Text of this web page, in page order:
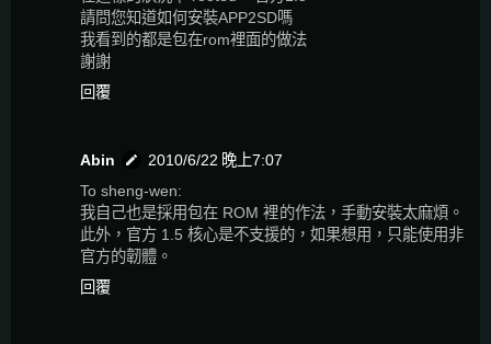
請問您知道如何安裝APP2SD嗎
我看到的都是包在rom裡面的做法
謝謝
回覆
Abin
2010/6/22 晚上7:07
To sheng-wen:
我自己也是採用包在 ROM 裡的作法，手動安裝太麻煩。
此外，官方 1.5 核心是不支援的，如果想用，只能使用非
官方的韌體。
回覆